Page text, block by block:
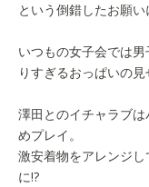
という倒錯したお願
いつもの女子会では
りすぎるおっぱいの
澤田とのイチャラブ
めプレイ。
激安着物をアレンジ
に!?